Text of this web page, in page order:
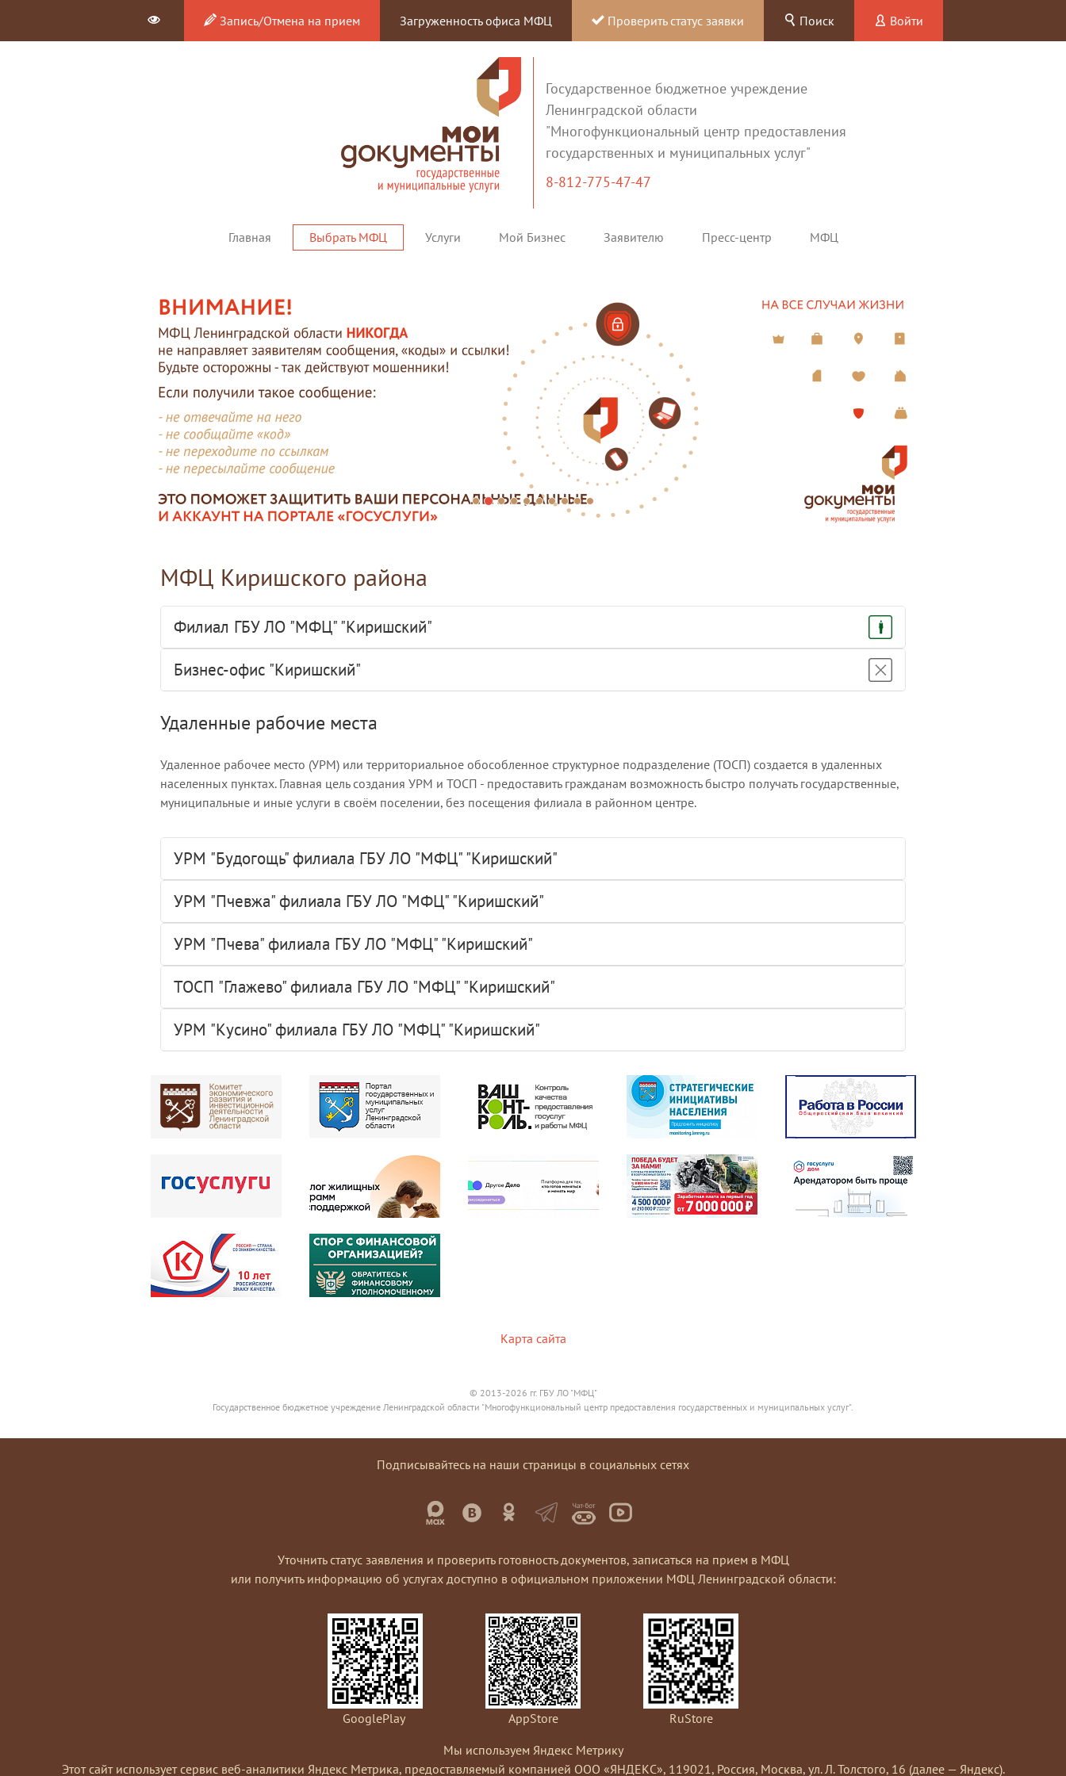
Запись/Отмена на прием Загруженность офиса МФЦ Проверить статус заявки Поиск Войти
Государственное бюджетное учреждение
Ленинградской области
"Многофункциональный центр предоставления
государственных и муниципальных услуг"
8-812-775-47-47
Главная Выбрать МФЦ Услуги Мой Бизнес Заявителю Пресс-центр МФЦ
МФЦ Киришского района
Филиал ГБУ ЛО "МФЦ" "Киришский"
Бизнес-офис "Киришский"
Удаленные рабочие места
Удаленное рабочее место (УРМ) или территориальное обособленное структурное подразделение (ТОСП) создается в удаленных
населенных пунктах. Главная цель создания УРМ и ТОСП - предоставить гражданам возможность быстро получать государственные,
муниципальные и иные услуги в своём поселении, без посещения филиала в районном центре.
УРМ "Будогощь" филиала ГБУ ЛО "МФЦ" "Киришский"
УРМ "Пчевжа" филиала ГБУ ЛО "МФЦ" "Киришский"
УРМ "Пчева" филиала ГБУ ЛО "МФЦ" "Киришский"
ТОСП "Глажево" филиала ГБУ ЛО "МФЦ" "Киришский"
УРМ "Кусино" филиала ГБУ ЛО "МФЦ" "Киришский"
Карта сайта
© 2013-2026 гг. ГБУ ЛО "МФЦ"
Государственное бюджетное учреждение Ленинградской области "Многофункциональный центр предоставления государственных и муниципальных услуг".
Подписывайтесь на наши страницы в социальных сетях
Уточнить статус заявления и проверить готовность документов, записаться на прием в МФЦ
или получить информацию об услугах доступно в официальном приложении МФЦ Ленинградской области:
GooglePlay AppStore
RuStore
Мы используем Яндекс Метрику
Этот сайт использует сервис веб-аналитики Яндекс Метрика, предоставляемый компанией ООО «ЯНДЕКС», 119021, Россия, Москва, ул. Л. Толстого, 16 (далее — Яндекс).